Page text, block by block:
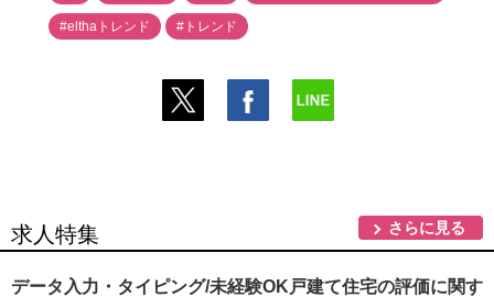
#elthaトレンド #トレンド
求人特集 さらに見る
データ入力・タイピング/未経験OK戸建て住宅の評価に関す